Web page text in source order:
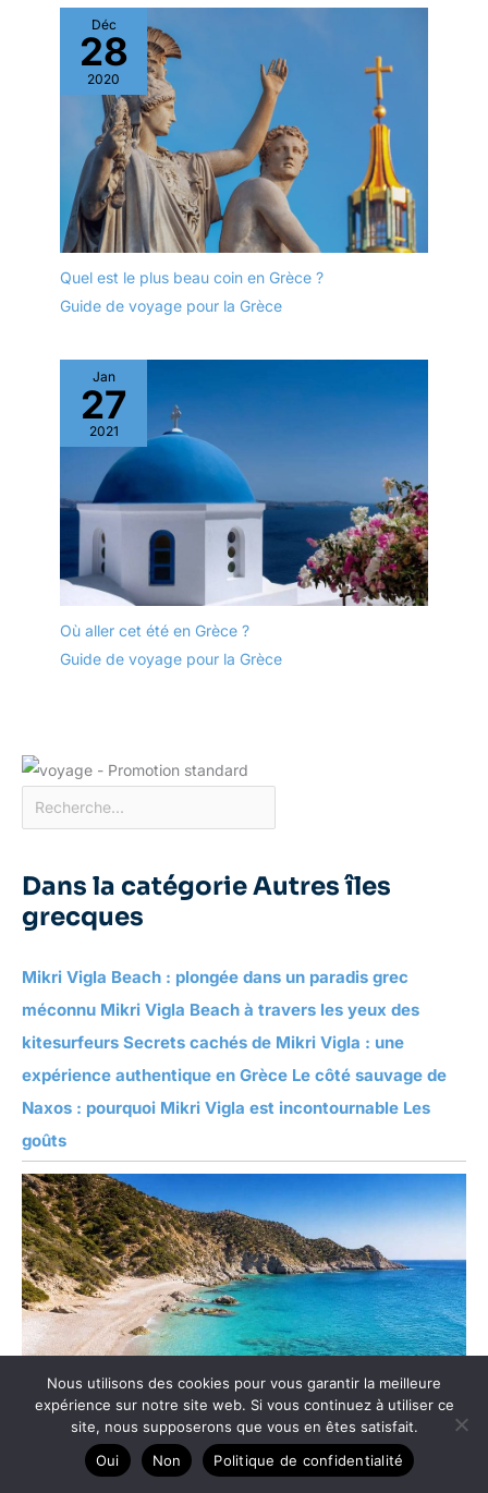
Déc
28
2020
Quel est le plus beau coin en Grèce ?
Guide de voyage pour la Grèce
Jan
27
2021
Où aller cet été en Grèce ?
Guide de voyage pour la Grèce
Dans la catégorie Autres îles
grecques
Mikri Vigla Beach : plongée dans un paradis grec
méconnu Mikri Vigla Beach à travers les yeux des
kitesurfeurs Secrets cachés de Mikri Vigla : une
expérience authentique en Grèce Le côté sauvage de
Naxos : pourquoi Mikri Vigla est incontournable Les
goûts
Nous utilisons des cookies pour vous garantir la meilleure
expérience sur notre site web. Si vous continuez à utiliser ce
site, nous supposerons que vous en êtes satisfait.
Oui
Non Politique de confidentialité